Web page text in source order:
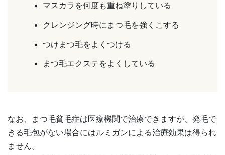
マスカラを何度も重ね塗りしている
クレンジング時にまつ毛を強くこする
つけまつ毛をよくつける
まつ毛エクステをよくしている
なお、まつ毛貧毛症は医療機関で治療できますが、発毛で
きる毛包がない場合にはルミガンによる治療効果は得られ
ません。